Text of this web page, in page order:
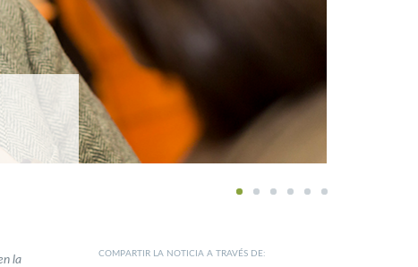
1 2 3 4 5 6
la
COMPARTIR LA NOTICIA A TRAVÉS DE: